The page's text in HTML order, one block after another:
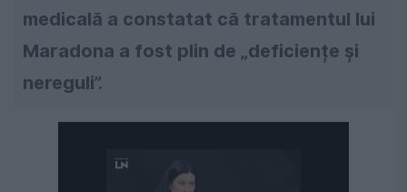
medicală a constatat că tratamentul lui
Maradona a fost plin de „deficiențe și
nereguli”.